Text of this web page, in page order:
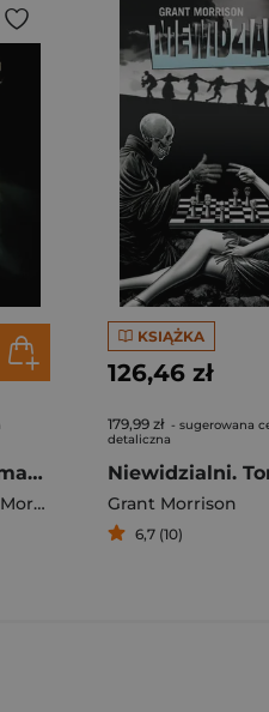
Azyl Arkham. Batman. DC Deluxe
KSIĄŻKA
126,46 zł
179,99 zł - sugerowana
detaliczna
Niewidzialni.
Grant Morrison
6,7 (10)